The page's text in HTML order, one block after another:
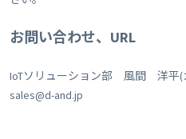
お問い合わせ、URL
IoTソリューション部 風間 洋平
sales@d-and.jp